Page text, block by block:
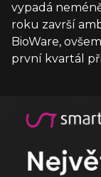
vypadá
roku završí
BioWare,
první kvartál